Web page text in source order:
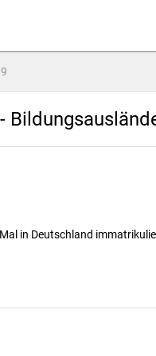
9
in Deutschland